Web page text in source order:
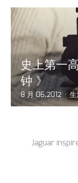
史上第一
钟 》
8 月 06,2012 生
Jaguar